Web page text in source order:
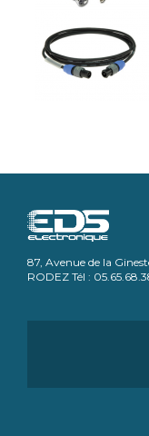
87, Avenue de la
RODEZ Tél :